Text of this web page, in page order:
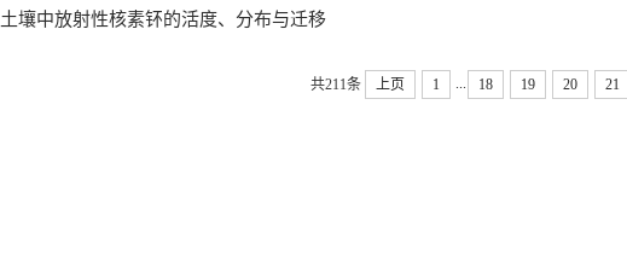
土壤中放射性核素钚的活度、分布与迁移
共211条 上页 1 18 19 20 21